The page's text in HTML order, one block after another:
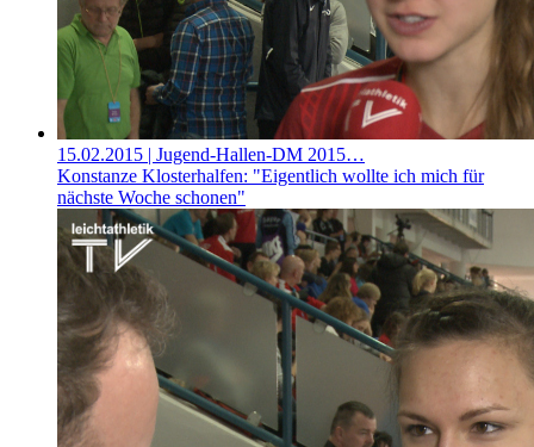
15.02.2015 | Jugend-Hallen-DM 2015…
Konstanze Klosterhalfen: "Eigentlich wollte ich mich für
nächste Woche schonen"